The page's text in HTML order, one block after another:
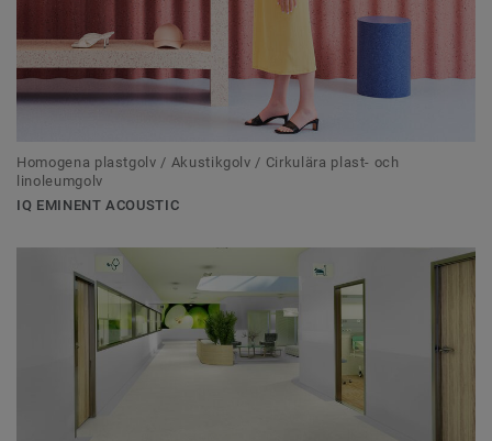
Homogena plastgolv / Akustikgolv / Cirkulära plast- och
linoleumgolv
IQ EMINENT ACOUSTIC